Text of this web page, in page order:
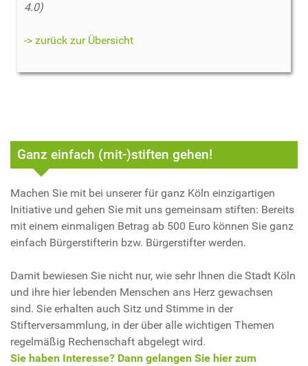
4.0)
-> zurück zur Übersicht
Ganz einfach (mit-)stiften gehen!
Machen Sie mit bei unserer für ganz Köln einzigartigen
Initiative und gehen Sie mit uns gemeinsam stiften: Bereits
mit einem einmaligen Betrag ab 500 Euro können Sie ganz
einfach Bürgerstifterin bzw. Bürgerstifter werden.
Damit bewiesen Sie nicht nur, wie sehr Ihnen die Stadt Köln
und ihre hier lebenden Menschen ans Herz gewachsen
sind. Sie erhalten auch Sitz und Stimme in der
Stifterversammlung, in der über alle wichtigen Themen
regelmäßig Rechenschaft abgelegt wird.
Sie haben Interesse? Dann gelangen Sie hier zum